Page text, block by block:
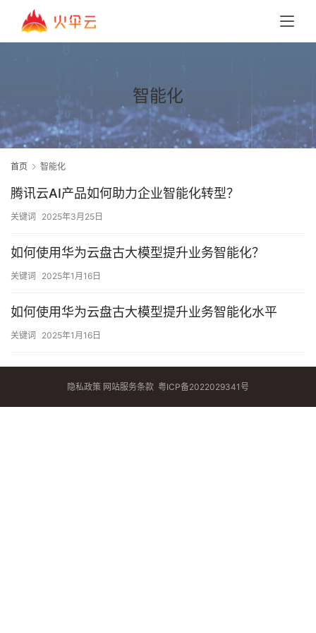
智能化
首页 智能化
腾讯云AI产品如何助力企业智能化转型？
关键词 2025年3月25日
如何使用华为云盘古大模型提升业务智能化？
关键词 2025年1月16日
如何使用华为云盘古大模型提升业务智能化水平
关键词 2025年1月16日
隐私政策 网站服务条款 粤ICP备2022029341号